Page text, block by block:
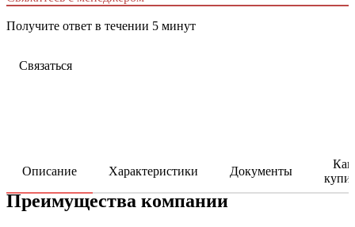
Получите ответ в течении 5 минут
Связаться
Описание Характеристики Документы
Как
Преимущества компании